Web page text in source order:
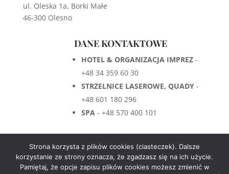
ul. Oleska 1a, Borki Małe
46-300 Olesno
DANE KONTAKTOWE
HOTEL & ORGANIZACJA IMPREZ-
+48 34 359 60 30
STRZELNICE LASEROWE, QUADY-
+48 601 180 296
SPA - +48 570 400 101
INFORMACJE
Strona korzysta z plików cookies (ciasteczek). Dalsze
korzystanie ze strony oznacza, że zgadzasz się na ich użycie.
Pamiętaj, że opcje zapisu plików cookies możesz zmienić w